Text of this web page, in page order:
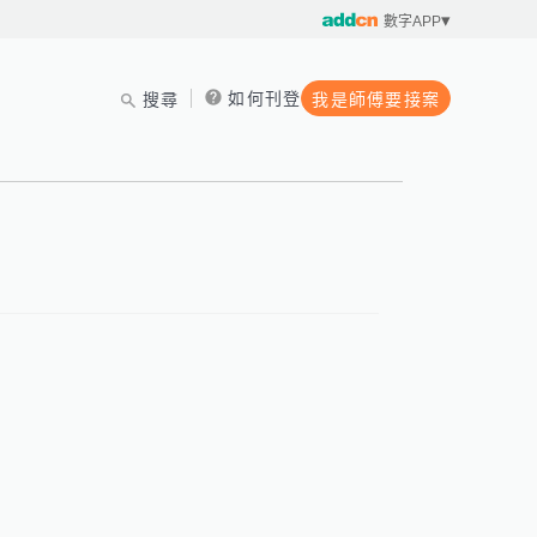
數字APP
搜尋 如何刊登 我是師傅要接案